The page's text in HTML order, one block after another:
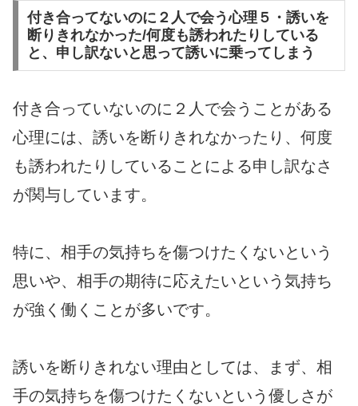
付き合ってないのに２人で会う心理５・誘いを
断りきれなかった/何度も誘われたりしている
と、申し訳ないと思って誘いに乗ってしまう
付き合っていないのに２人で会うことがある
心理には、誘いを断りきれなかったり、何度
も誘われたりしていることによる申し訳なさ
が関与しています。
特に、相手の気持ちを傷つけたくないという
思いや、相手の期待に応えたいという気持ち
が強く働くことが多いです。
誘いを断りきれない理由としては、まず、相
手の気持ちを傷つけたくないという優しさが